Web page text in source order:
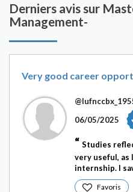
Derniers avis sur
Management-
Very good career
06/05/2025
Studies
very useful, as
internship. I
Favoris